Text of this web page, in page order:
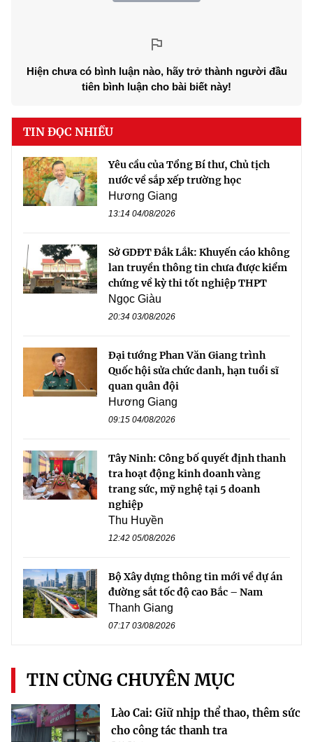
Hiện chưa có bình luận nào, hãy trở thành người đầu
tiên bình luận cho bài biết này!
TIN ĐỌC NHIỀU
Yêu cầu của Tổng Bí thư, Chủ tịch
nước về sắp xếp trường học
Hương Giang
13:14 04/08/2026
Sở GDĐT Đắk Lắk: Khuyến cáo không
lan truyền thông tin chưa được kiểm
chứng về kỳ thi tốt nghiệp THPT
Ngọc Giàu
20:34 03/08/2026
Đại tướng Phan Văn Giang trình
Quốc hội sửa chức danh, hạn tuổi sĩ
quan quân đội
Hương Giang
09:15 04/08/2026
Tây Ninh: Công bố quyết định thanh
tra hoạt động kinh doanh vàng
trang sức, mỹ nghệ tại 5 doanh
nghiệp
Thu Huyền
12:42 05/08/2026
Bộ Xây dựng thông tin mới về dự án
đường sắt tốc độ cao Bắc – Nam
Thanh Giang
07:17 03/08/2026
TIN CÙNG CHUYÊN MỤC
Lào Cai: Giữ nhịp thể thao, thêm sức
cho công tác thanh tra